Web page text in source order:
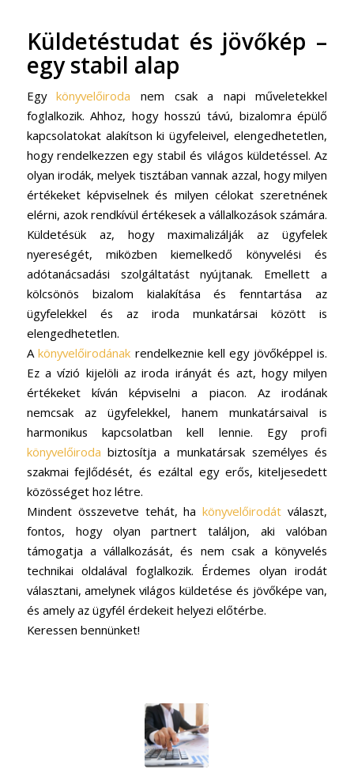
Küldetéstudat és jövőkép –
egy stabil alap
Egykönyvelőiroda nem csak a napi műveletekkel
foglalkozik. Ahhoz, hogy hosszú távú, bizalomra épülő
kapcsolatokat alakítson ki ügyfeleivel, elengedhetetlen,
hogy rendelkezzen egy stabil és világos küldetéssel. Az
olyan irodák, melyek tisztában vannak azzal, hogy milyen
értékeket képviselnek és milyen célokat szeretnének
elérni, azok rendkívül értékesek a vállalkozások számára.
Küldetésük az, hogy maximalizálják az ügyfelek
nyereségét, miközben kiemelkedő könyvelési és
adótanácsadási szolgáltatást nyújtanak. Emellett a
kölcsönös bizalom kialakítása és fenntartása az
ügyfelekkel és az iroda munkatársai között is
elengedhetetlen.
Akönyvelőirodának rendelkeznie kell egy jövőképpel is.
Ez a vízió kijelöli az iroda irányát és azt, hogy milyen
értékeket kíván képviselni a piacon. Az irodának
nemcsak az ügyfelekkel, hanem munkatársaival is
harmonikus kapcsolatban kell lennie. Egy profi
könyvelőiroda biztosítja a munkatársak személyes és
szakmai fejlődését, és ezáltal egy erős, kiteljesedett
közösséget hoz létre.
Mindent összevetve tehát, hakönyvelőirodát választ,
fontos, hogy olyan partnert találjon, aki valóban
támogatja a vállalkozását, és nem csak a könyvelés
technikai oldalával foglalkozik. Érdemes olyan irodát
választani, amelynek világos küldetése és jövőképe van,
és amely az ügyfél érdekeit helyezi előtérbe.
Keressen bennünket!